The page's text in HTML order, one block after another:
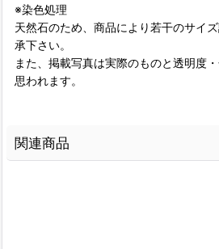
※染色処理
天然石のため、商品により若干のサイ
承下さい。
また、掲載写真は実際のものと透明度
思われます。
関連商品